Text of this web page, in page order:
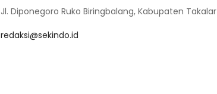
Jl. Diponegoro Ruko Biringbalang, Kabupaten Takalar
redaksi@sekindo.id